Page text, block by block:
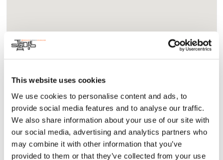
This website uses cookies
We use cookies to personalise content and ads, to
provide social media features and to analyse our traffic.
We also share information about your use of our site with
our social media, advertising and analytics partners who
may combine it with other information that you’ve
provided to them or that they’ve collected from your use
Acerca
Community
Cada año, en su aniversario, El Trompo abre sus puertas de
forma totalmente gratuita y con una gran fiesta de
cumpleaños para toda la comunidad. Con el objetivo de